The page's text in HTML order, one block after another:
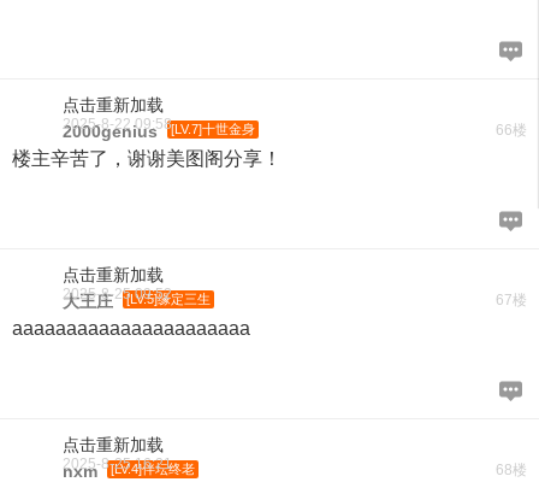
点击重新加载
66楼
2000genius [LV.7]十世金身
2025-8-22 09:58
楼主辛苦了，谢谢美图阁分享！
点击重新加载
67楼
大王庄 [LV.5]缘定三生
2025-8-25 09:52
aaaaaaaaaaaaaaaaaaaaaa
点击重新加载
68楼
nxm [LV.4]伴坛终老
2025-8-25 16:21